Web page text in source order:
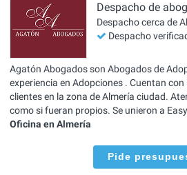
Despacho de
Despacho cerca de
Despacho
Agatón Abogados son Abogados de
experiencia en Adopciones . Cuentan
clientes en la zona de Almería ciudad.
como si fueran propios. Se unieron a
Oficina en Almería
Pide